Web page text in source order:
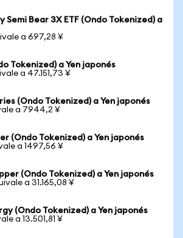
Semi Bear 3X ETF (Ondo Tokenized) a
a 697,28 ¥
Tokenized) a Yen japonés
a 47.151,73 ¥
(Ondo Tokenized) a Yen japonés
a 7944,2 ¥
(Ondo Tokenized) a Yen japonés
a 1497,56 ¥
(Ondo Tokenized) a Yen japonés
a 31.165,08 ¥
(Ondo Tokenized) a Yen japonés
a 13.501,81 ¥